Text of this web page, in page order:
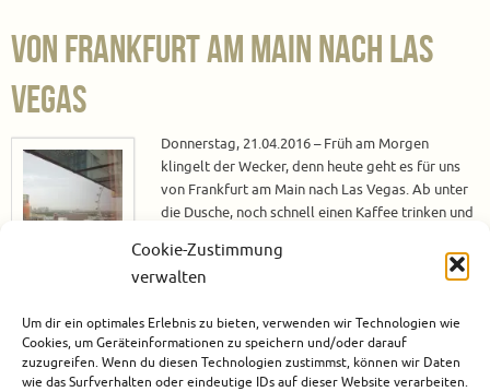
Cookie-Zustimmung
verwalten
Um dir ein optimales Erlebnis zu bieten, verwenden wir Technologien wie
Cookies, um Geräteinformationen zu speichern und/oder darauf
zuzugreifen. Wenn du diesen Technologien zustimmst, können wir Daten
wie das Surfverhalten oder eindeutige IDs auf dieser Website verarbeiten.
Von Frankfurt am Main nach Las
Vegas
Donnerstag, 21.04.2016 – Früh am Morgen
klingelt der Wecker, denn heute geht es für uns
von Frankfurt am Main nach Las Vegas. Ab unter
die Dusche, noch schnell einen Kaffee trinken und
Also, Koffer schnappen, nochmal schnell
überprüfen, ob das Wichtigste – wie zum Beispiel
das Taxi auch schon los. Frankfurt…
Weiterlesen